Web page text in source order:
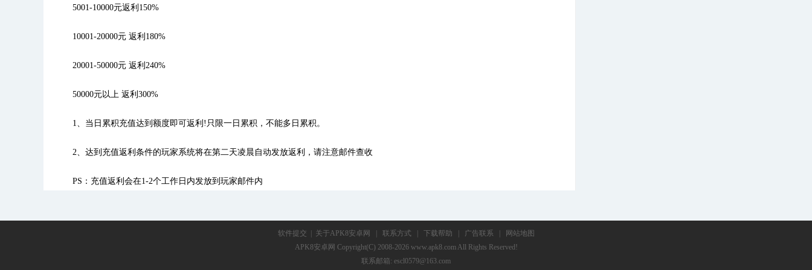
5001-10000元返利150%
10001-20000元 返利180%
20001-50000元 返利240%
50000元以上 返利300%
1、当日累积充值达到额度即可返利!只限一日累积，不能多日累积。
2、达到充值返利条件的玩家系统将在第二天凌晨自动发放返利，请注意邮件查收
PS：充值返利会在1-2个工作日内发放到玩家邮件内
软件提交 关于APK8安卓网 联系方式 下载帮助 广告联系
网站地图
APK8安卓网 Copyright(C) 2008-2026 www.apk8.com All Rights Reserved!
联系邮箱: escl0579@163.com